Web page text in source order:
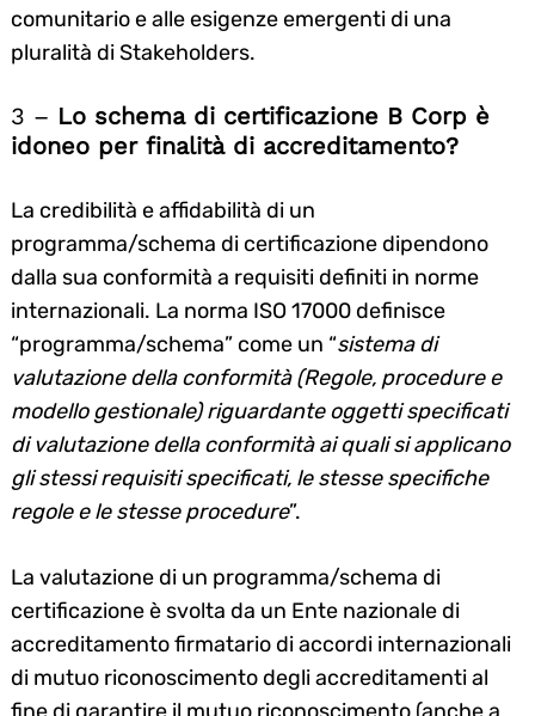
comunitario e alle esigenze emergenti di una
pluralità di Stakeholders.
3 – Lo schema di certificazione B Corp è
idoneo per finalità di accreditamento?
La credibilità e affidabilità di un
programma/schema di certificazione dipendono
dalla sua conformità a requisiti definiti in norme
internazionali. La norma ISO 17000 definisce
“programma/schema” come un “sistema di
valutazione della conformità (Regole, procedure e
modello gestionale) riguardante oggetti specificati
di valutazione della conformità ai quali si applicano
gli stessi requisiti specificati, le stesse specifiche
regole e le stesse procedure”.
La valutazione di un programma/schema di
certificazione è svolta da un Ente nazionale di
accreditamento firmatario di accordi internazionali
di mutuo riconoscimento degli accreditamenti al
fine di garantire il mutuo riconoscimento (anche a